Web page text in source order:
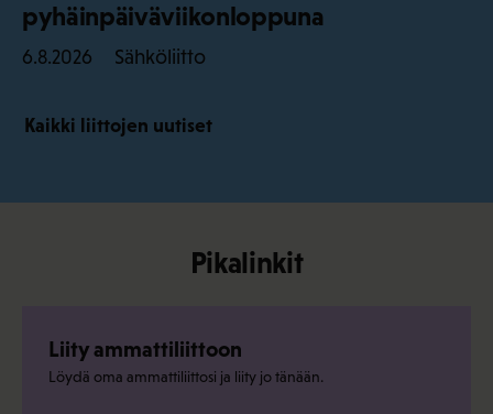
pyhäinpäiväviikonloppuna
6.8.2026 Sähköliitto
Kaikki liittojen uutiset
Pikalinkit
Liity ammattiliittoon
Löydä oma ammattiliittosi ja liity jo tänään.